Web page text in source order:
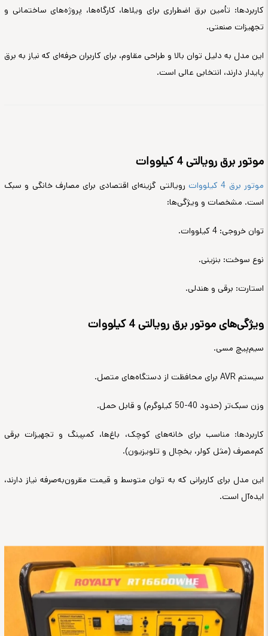
کاربردها: تأمین برق اضطراری برای ویلاها، کارگاه‌ها، پروژه‌های ساختمانی و
تجهیزات صنعتی.
این مدل به دلیل توان بالا و طراحی مقاوم، برای کاربران حرفه‌ای که نیاز به برق
پایدار دارند، انتخابی عالی است.
موتور برق رویالتی 4 کیلووات
موتور برق 4 کیلووات
رویالتی گزینه‌ای اقتصادی برای مصارف خانگی و سبک
است. مشخصات و ویژگی‌ها:
توان خروجی: 4 کیلووات.
نوع سوخت: بنزینی.
استارت: برقی و هندلی.
ویژگی‌های موتور برق رویالتی 4 کیلووات
سیم‌پیچ مسی.
سیستم AVR برای محافظت از دستگاه‌های متصل.
وزن سبک‌تر (حدود 40-50 کیلوگرم) و قابل حمل.
کاربردها: مناسب برای خانه‌های کوچک، باغ‌ها، کمپینگ و تجهیزات برقی
کم‌مصرف (مثل کولر، یخچال و تلویزیون).
این مدل برای کاربرانی که به توان متوسط و قیمت مقرون‌به‌صرفه نیاز دارند،
ایده‌آل است.